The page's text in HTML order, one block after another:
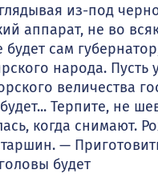
из-под
аппарат, не во
сам
народа. Пусть
величества
Терпите, не
когда снимают.
—
будет